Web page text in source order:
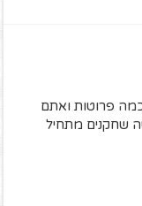
פרוטות ואתם
שחקנים מתחיל